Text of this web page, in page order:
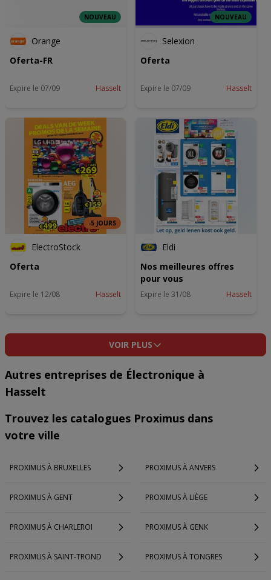
NOUVEAU
Orange
Oferta-FR
Expire le 07/09 Hasselt
NOUVEAU
Selexion
Oferta
Expire le 07/09 Hasselt
-5 JOURS
ElectroStock
Oferta
Expire le 12/08 Hasselt
Eldi
Nos meilleures offres
pour vous
Expire le 31/08 Hasselt
VOIR PLUS
Autres entreprises de Électronique à
Hasselt
Trouvez les catalogues Proximus dans
votre ville
PROXIMUS À BRUXELLES PROXIMUS À ANVERS
PROXIMUS À GENT PROXIMUS À LIÈGE
PROXIMUS À CHARLEROI PROXIMUS À GENK
PROXIMUS À SAINT-TROND PROXIMUS À TONGRES